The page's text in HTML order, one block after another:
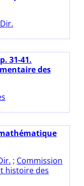
31-41.
des
; Commission
histoire des